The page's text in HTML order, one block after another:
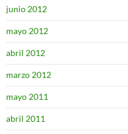
junio 2012
mayo 2012
abril 2012
marzo 2012
mayo 2011
abril 2011